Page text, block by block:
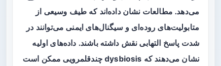
می‌دهد. مطالعات نشان داده‌اند که طیف وسیعی از
متابولیت‌های روده‌ای و سیگنال‌های ایمنی می‌توانند در
شدت پاسخ التهابی نقش داشته باشند. داده‌های اولیه
نشان می‌دهند که dysbiosis چندقلمرویی ممکن است